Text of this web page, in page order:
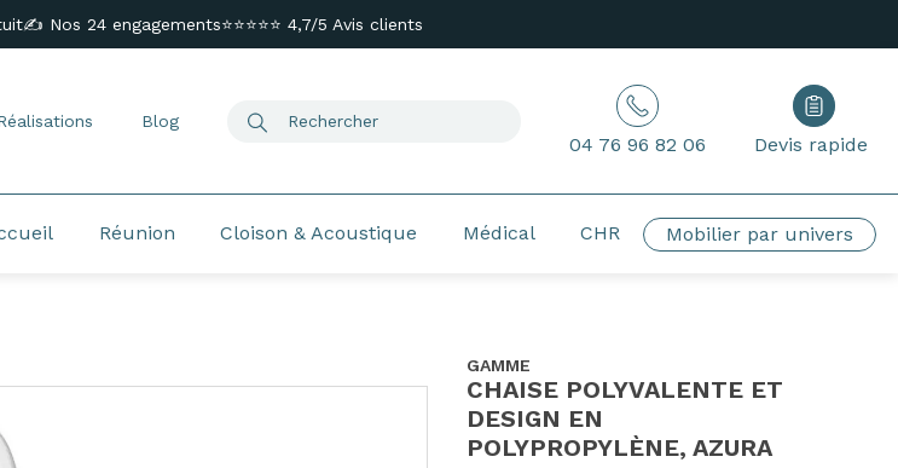
✍️ Nos 24 engagements⭐⭐⭐⭐⭐ 4,7/5 Avis clients
Blog
04 76 96 82 06 Devis rapide
Réunion Cloison & Acoustique Médical CHR Mobilier par univers
GAMME
CHAISE POLYVALENTE ET
DESIGN EN
POLYPROPYLÈNE, AZURA